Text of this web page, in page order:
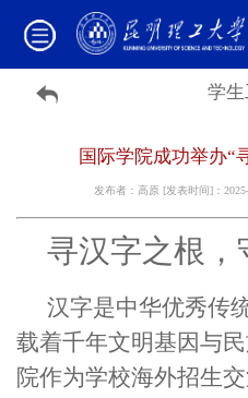
学
国际学院成功举办“
发布者：高原 [发表时间]：
寻汉字之根，
汉字是中华优秀传
载着千年文明基因与
院作为学校海外招生